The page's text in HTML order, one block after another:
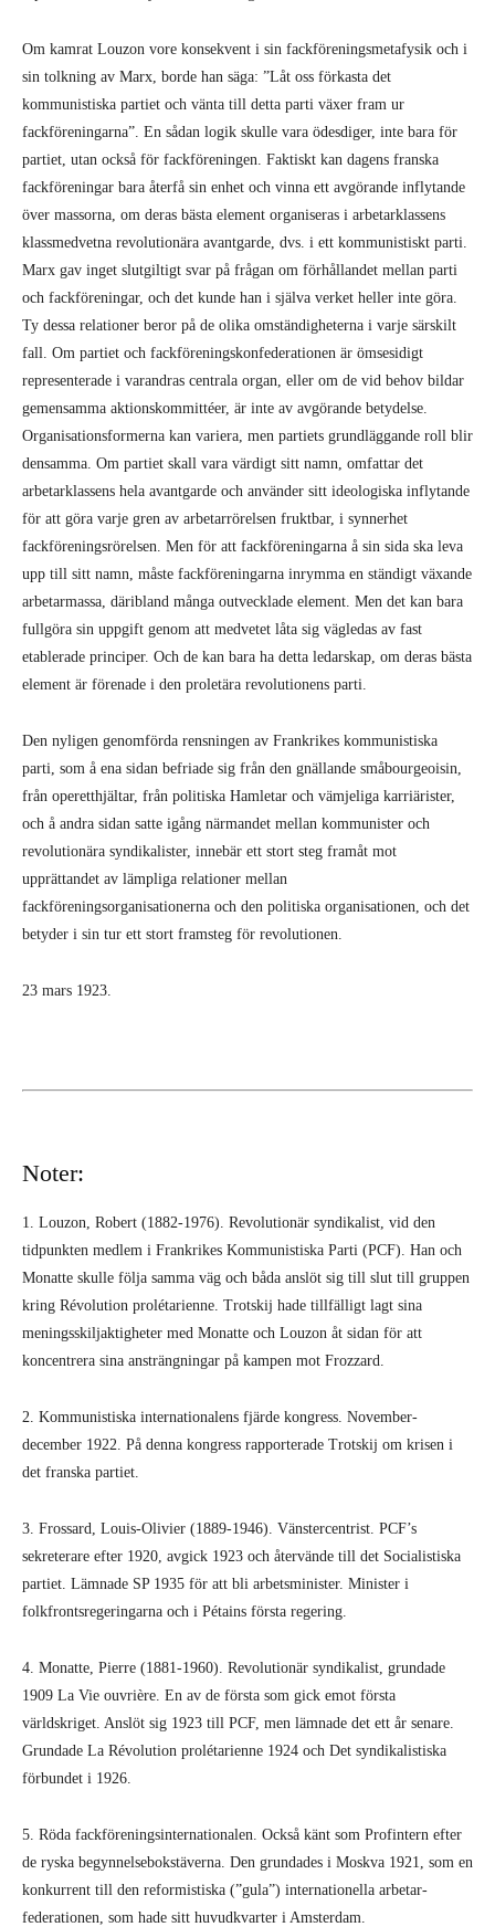
Om kamrat Louzon vore konsekvent i sin fackföreningsmetafysik och i
sin tolkning av Marx, borde han säga: ”Låt oss förkasta det
kommunistiska partiet och vänta till detta parti växer fram ur
fackföreningarna”. En sådan logik skulle vara ödesdiger, inte bara för
partiet, utan också för fackföreningen. Faktiskt kan dagens franska
fackföreningar bara återfå sin enhet och vinna ett avgörande inflytande
över massorna, om deras bästa element organiseras i arbetar­klassens
klassmedvetna revolutionära avantgarde, dvs. i ett kommunistiskt parti.
Marx gav inget slutgiltigt svar på frågan om förhållandet mellan parti
och fackföreningar, och det kunde han i själva verket heller inte göra.
Ty dessa relationer beror på de olika omständigheterna i varje särskilt
fall. Om partiet och fackföreningskonfederationen är ömsesidigt
representerade i varandras centrala organ, eller om de vid behov bildar
gemensamma aktionskommittéer, är inte av avgörande betydelse.
Organisationsformerna kan variera, men partiets grundläggande roll blir
densamma. Om partiet skall vara värdigt sitt namn, omfattar det
arbetarklassens hela avantgarde och använder sitt ideologiska inflytande
för att göra varje gren av arbetarrörelsen fruktbar, i synnerhet
fackföreningsrörelsen. Men för att fackföreningarna å sin sida ska leva
upp till sitt namn, måste fackföreningarna inrymma en ständigt växande
arbetarmassa, däri­bland många outvecklade element. Men det kan bara
fullgöra sin uppgift genom att medvetet låta sig vägledas av fast
etablerade principer. Och de kan bara ha detta ledarskap, om deras bästa
element är förenade i den proletära revolutionens parti.
Den nyligen genomförda rensningen av Frankrikes kommunistiska
parti, som å ena sidan befriade sig från den gnällande småbourgeoisin,
från operetthjältar, från politiska Hamletar och vämjeliga karriärister,
och å andra sidan satte igång närmandet mellan kommunister och
revolutionära syndikalister, innebär ett stort steg framåt mot
upprättandet av lämpliga relationer mellan
fackföreningsorganisationerna och den politiska organisationen, och det
betyder i sin tur ett stort framsteg för revolutionen.
23 mars 1923.
Noter:
1. Louzon, Robert (1882-1976). Revolutionär syndikalist, vid den
tidpunkten medlem i Frankrikes Kommunistiska Parti (PCF). Han och
Monatte skulle följa samma väg och båda anslöt sig till slut till gruppen
kring Révolution prolétarienne. Trotskij hade tillfälligt lagt sina
meningsskiljaktigheter med Monatte och Louzon åt sidan för att
koncentrera sina ansträngningar på kampen mot Frozzard.
2. Kommunistiska internationalens fjärde kongress. November-
december 1922. På denna kongress rapporterade Trotskij om krisen i
det franska partiet.
3. Frossard, Louis-Olivier (1889-1946). Vänstercentrist. PCF’s
sekreterare efter 1920, avgick 1923 och återvände till det Socialistiska
partiet. Lämnade SP 1935 för att bli arbetsminister. Minister i
folkfronts­regeringarna och i Pétains första regering.
4. Monatte, Pierre (1881-1960). Revolutionär syndikalist, grundade
1909 La Vie ouvrière. En av de första som gick emot första
världskriget. Anslöt sig 1923 till PCF, men lämnade det ett år senare.
Grundade La Révolution prolétarienne 1924 och Det syndikalistiska
förbundet i 1926.
5. Röda fackföreningsinternationalen. Också känt som Profintern efter
de ryska begynnelsebokstäverna. Den grundades i Moskva 1921, som en
konkurrent till den reformistiska (”gula”) internationella arbetar­
federationen, som hade sitt huvudkvarter i Amsterdam.